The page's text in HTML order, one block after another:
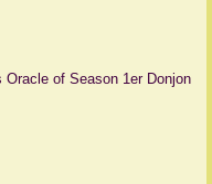
of Season 1er Donjon